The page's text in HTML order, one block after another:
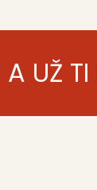
A UŽ TI